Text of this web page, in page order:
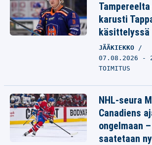
karusti
käsittelyssä
JÄÄKIEKKO
07.08.2026 -
TOIMITUS
NHL-seura
Canadiens
ongelmaan
saatetaan